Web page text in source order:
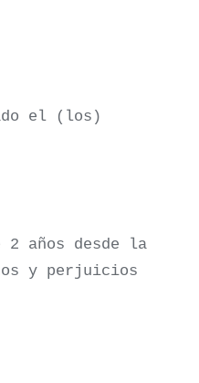
el (los)
años desde la
y perjuicios